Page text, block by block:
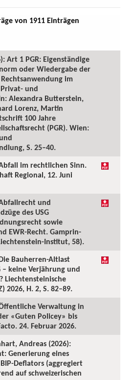
von 1911 Einträgen
Art 1 PGR: Eigenständige
oder Wiedergabe der
im
und
Alexandra Butterstein,
Lorenz, Martin
100 Jahre
(PGR). Wien:
S. 25–40.
im rechtlichen Sinn.
Regional, 12. Juni
und
des USG
sowie
EWR-Recht. Gamprin-
Institut, 58).
Bauherren-Altlast
– keine Verjährung und
Liechtensteinische
2026, H. 2, S. 82–89.
Verwaltung in
«Guten Policey» bis
24. Februar 2026.
Andreas (2026):
Generierung eines
Deflators (aggregiert
auf schweizerischen